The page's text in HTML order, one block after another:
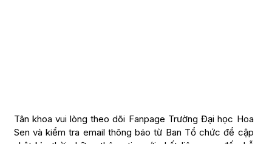
Tân khoa vui lòng theo dõi Fanpage Trường Đại học Hoa
Sen và kiểm tra email thông báo từ Ban Tổ chức để cập